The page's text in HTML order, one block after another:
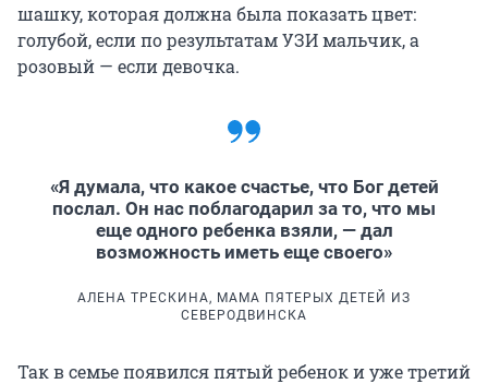
шашку, которая должна была показать цвет:
голубой, если по результатам УЗИ мальчик, а
розовый — если девочка.
«Я думала, что какое счастье, что Бог детей
послал. Он нас поблагодарил за то, что мы
еще одного ребенка взяли, — дал
возможность иметь еще своего»
АЛЕНА ТРЕСКИНА, МАМА ПЯТЕРЫХ ДЕТЕЙ ИЗ
СЕВЕРОДВИНСКА
Так в семье появился пятый ребенок и уже третий